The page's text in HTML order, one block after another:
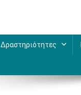
Δραστηριότητες